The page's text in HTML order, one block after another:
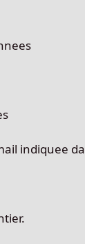
indiquee